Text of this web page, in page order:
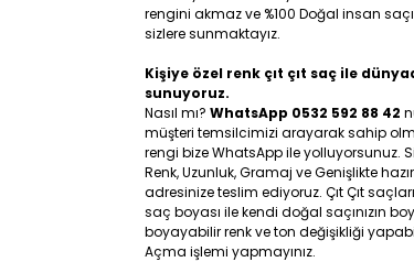
rengini akmaz ve %100 Doğal insan
sizlere sunmaktayız.
Kişiye özel renk çıt çıt saç ile
sunuyoruz.
Nasıl mı? WhatsApp 0532 592 88 42
müşteri temsilcimizi arayarak sahip
rengi bize WhatsApp ile yolluyorsunuz.
Renk, Uzunluk, Gramaj ve Genişlikte
adresinize teslim ediyoruz. Çıt Çıt
saç boyası ile kendi doğal saçınızın
boyayabilir renk ve ton değişikliği
Açma işlemi yapmayınız.